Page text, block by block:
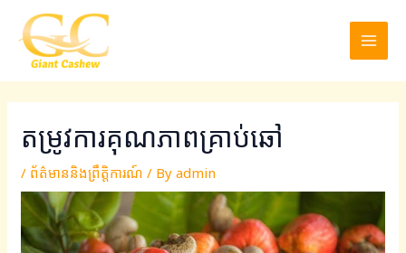
content
តម្រូវការគុណភាពគ្រាប់ឆៅ
/ ព័ត៌មាននិងព្រឹត្តិការណ៍ / Byadmin
navigation